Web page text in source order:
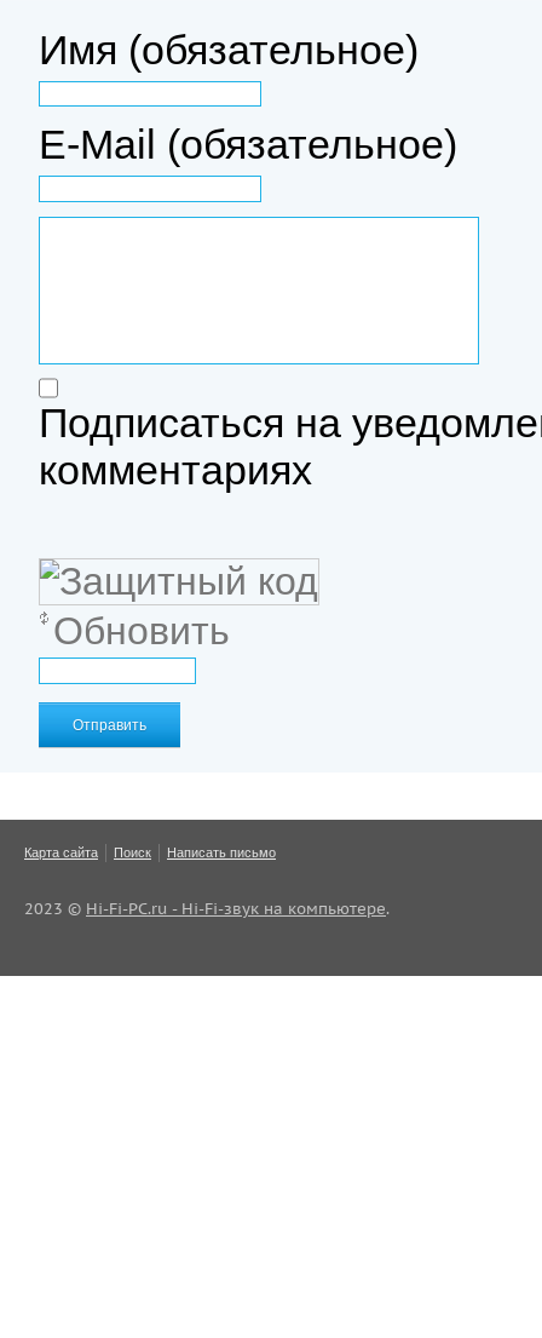
Имя (обязательное)
E-Mail (обязательное)
Подписаться на
комментариях
Обновить
Отправить
Карта сайта Поиск Написать письмо
2023 © Hi-Fi-PC.ru - Hi-Fi-звук на компьютере.